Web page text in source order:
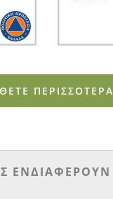
ΠΕΡΙΣΣΟΤΕΡΑ
ΕΝΔΙΑΦΕΡΟΥΝ